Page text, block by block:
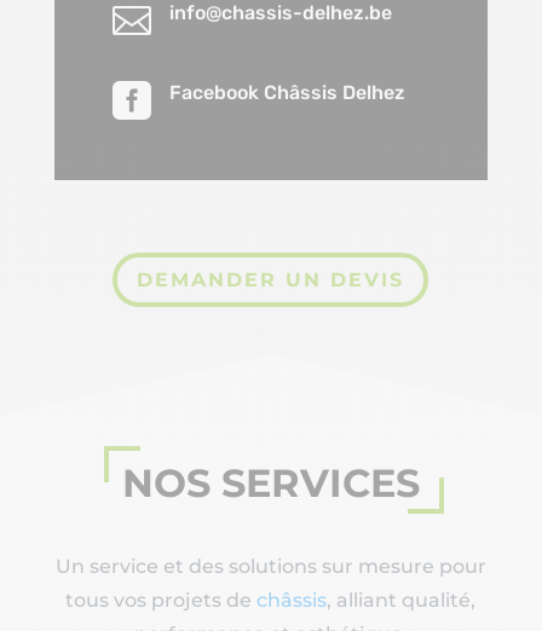
 info@chassis-delhez.be
 Facebook Châssis Delhez
DEMANDER UN DEVIS
NOS SERVICES
Un service et des solutions sur mesure pour
tous vos projets dechâssis, alliant qualité,